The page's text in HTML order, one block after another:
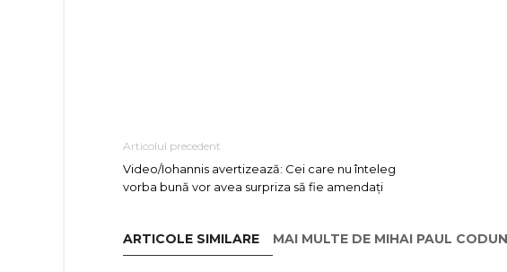
Articolul precedent
Video/Iohannis avertizează: Cei care nu înteleg
vorba bună vor avea surpriza să fie amendați
ARTICOLE SIMILARE MAI MULTE DE MIHAI PAUL